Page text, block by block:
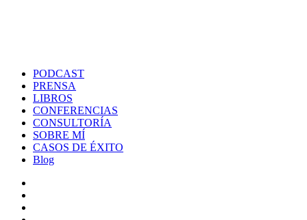
PODCAST
PRENSA
LIBROS
CONFERENCIAS
CONSULTORÍA
SOBRE MÍ
CASOS DE ÉXITO
Blog